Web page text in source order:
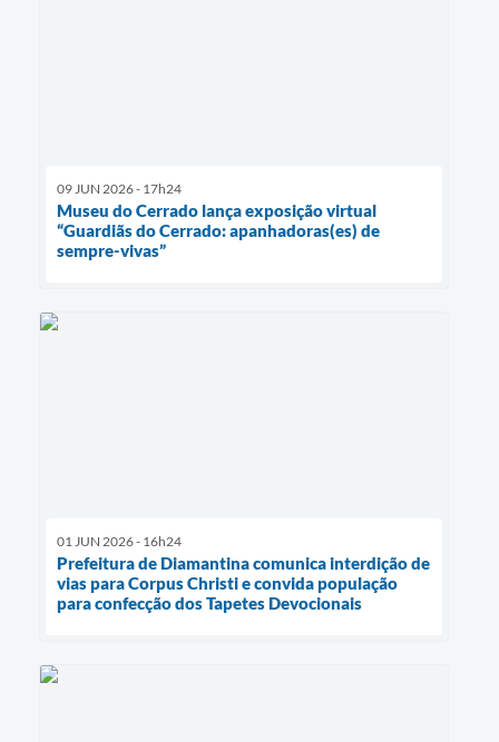
09 JUN 2026 - 17h24
Museu do Cerrado lança exposição virtual
“Guardiãs do Cerrado: apanhadoras(es) de
sempre-vivas”
01 JUN 2026 - 16h24
Prefeitura de Diamantina comunica interdição de
vias para Corpus Christi e convida população
para confecção dos Tapetes Devocionais